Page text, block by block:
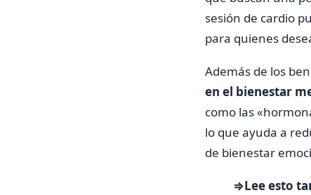
sesión de cardio
para quienes
Además de los
en el bienestar
como las
lo que ayuda a
de bienestar
⇒Lee esto